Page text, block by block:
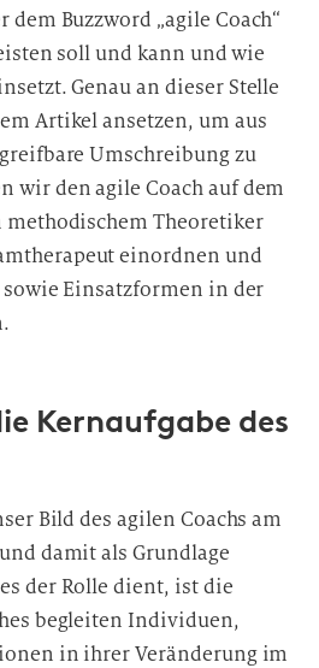
Buzzword „agile Coach“
soll und kann und wie
Genau an dieser Stelle
Artikel ansetzen, um aus
Umschreibung zu
wir den agile Coach auf dem
methodischem Theoretiker
einordnen und
Einsatzformen in der
Kernaufgabe des
Bild des agilen Coachs am
damit als Grundlage
der Rolle dient, ist die
begleiten Individuen,
in ihrer Veränderung im